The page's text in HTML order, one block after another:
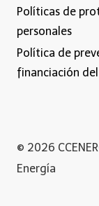
Políticas de
personales
Política de
financiación
© 2026
Energía